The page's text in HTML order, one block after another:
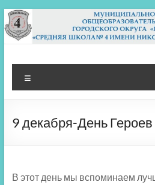
Перейти
к
содержимому
МБОУ СШ 4
Архангельск
9 декабря-День
В этот день мы вспоминаем